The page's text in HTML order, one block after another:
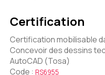
Certification
Certification mobilisable
Concevoir des dessins
AutoCAD (Tosa)
Code : RS6955